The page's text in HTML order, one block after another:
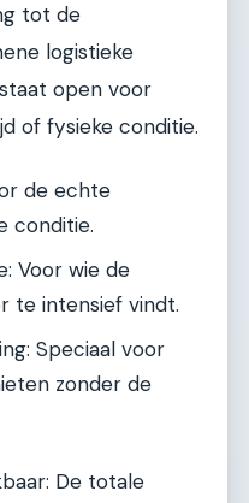
tot de
logistieke
open voor
of fysieke conditie.
de echte
conditie.
Voor wie de
te intensief vindt.
Speciaal voor
zonder de
De totale